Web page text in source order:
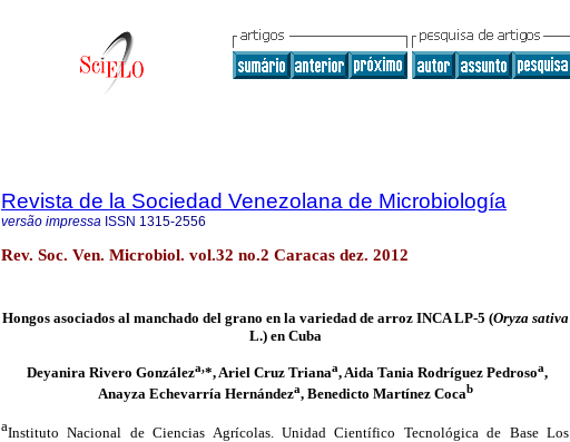
Revista de la Sociedad Venezolana de Microbiología
versão impressa ISSN 1315-2556
Rev. Soc. Ven. Microbiol. vol.32 no.2 Caracas dez. 2012
Hongos asociados al manchado del grano en la variedad de arroz INCA LP-5 (Oryza sativa
L.) en Cuba
Deyanira Rivero Gonzáleza, *, Ariel Cruz Trianaa, Aida Tania Rodríguez Pedrosoa,
Anayza Echevarría Hernándeza, Benedicto Martínez Cocab
aInstituto Nacional de Ciencias Agrícolas. Unidad Científico Tecnológica de Base Los